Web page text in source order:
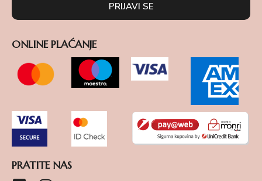
PRIJAVI SE
ONLINE PLAĆANJE
PRATITE NAS